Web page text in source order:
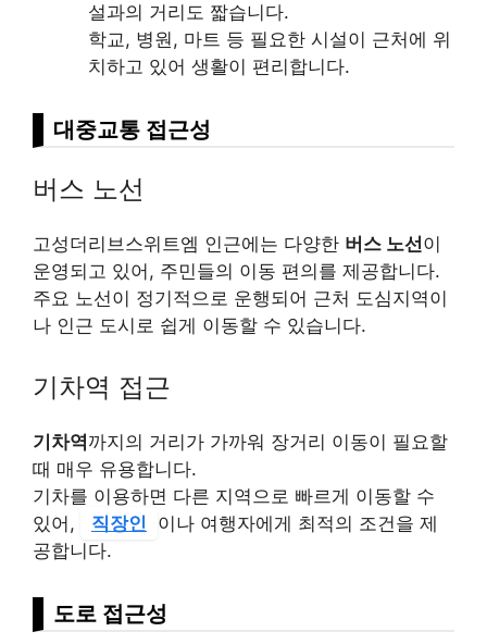
설과의 거리도 짧습니다.
학교, 병원, 마트 등 필요한 시설이 근처에 위
치하고 있어 생활이 편리합니다.
대중교통 접근성
버스 노선
고성더리브스위트엠 인근에는 다양한 버스 노선이
운영되고 있어, 주민들의 이동 편의를 제공합니다.
주요 노선이 정기적으로 운행되어 근처 도심지역이
나 인근 도시로 쉽게 이동할 수 있습니다.
기차역 접근
기차역까지의 거리가 가까워 장거리 이동이 필요할
때 매우 유용합니다.
기차를 이용하면 다른 지역으로 빠르게 이동할 수
있어,
직장인
이나 여행자에게 최적의 조건을 제
공합니다.
도로 접근성